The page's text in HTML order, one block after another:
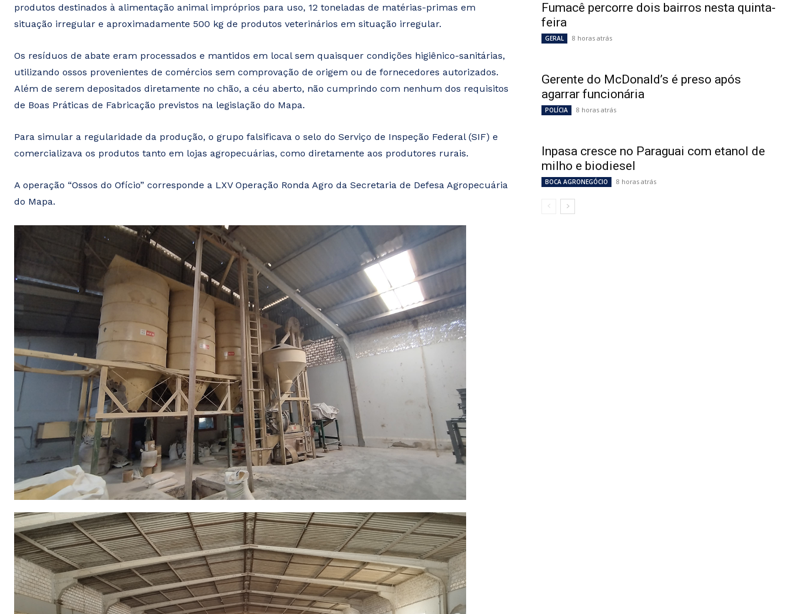
produtos destinados à alimentação animal impróprios para uso, 12 toneladas de matérias-primas em
situação irregular e aproximadamente 500 kg de produtos veterinários em situação irregular.
Os resíduos de abate eram processados e mantidos em local sem quaisquer condições higiênico-sanitárias,
utilizando ossos provenientes de comércios sem comprovação de origem ou de fornecedores autorizados.
Além de serem depositados diretamente no chão, a céu aberto, não cumprindo com nenhum dos requisitos
de Boas Práticas de Fabricação previstos na legislação do Mapa.
Para simular a regularidade da produção, o grupo falsificava o selo do Serviço de Inspeção Federal (SIF) e
comercializava os produtos tanto em lojas agropecuárias, como diretamente aos produtores rurais.
A operação “Ossos do Ofício” corresponde a LXV Operação Ronda Agro da Secretaria de Defesa Agropecuária
do Mapa.
Fumacê percorre dois bairros nesta quinta-
feira
GERAL 8 horas atrás
Gerente do McDonald’s é preso após
agarrar funcionária
POLÍCIA 8 horas atrás
Inpasa cresce no Paraguai com etanol de
milho e biodiesel
BOCA AGRONEGÓCIO 8 horas atrás